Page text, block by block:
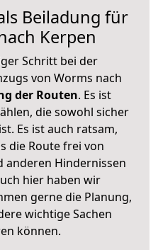
Beiladung für
Kerpen
Schritt bei der
von Worms nach
der Routen. Es ist
die sowohl sicher
Es ist auch ratsam,
die Route frei von
anderen Hindernissen
hier haben wir
gerne die Planung,
wichtige Sachen
können.